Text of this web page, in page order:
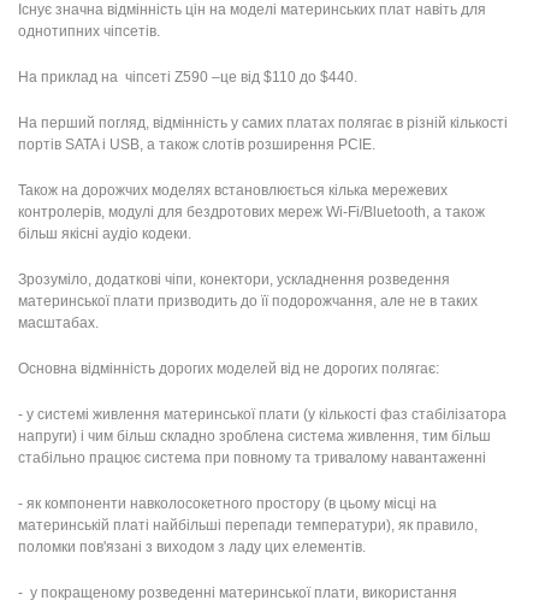
Існує значна відмінність цін на моделі материнських плат навіть для
однотипних чіпсетів.
На приклад на чіпсеті Z590 –це від $110 до $440.
На перший погляд, відмінність у самих платах полягає в різній кількості
портів SATA і USB, а також слотів розширення PCIE.
Також на дорожчих моделях встановлюється кілька мережевих
контролерів, модулі для бездротових мереж Wi-Fi/Bluetooth, а також
більш якісні аудіо кодеки.
Зрозуміло, додаткові чіпи, конектори, ускладнення розведення
материнської плати призводить до її подорожчання, але не в таких
масштабах.
Основна відмінність дорогих моделей від не дорогих полягає:
- у системі живлення материнської плати (у кількості фаз стабілізатора
напруги) і чим більш складно зроблена система живлення, тим більш
стабільно працює система при повному та тривалому навантаженні
- як компоненти навколосокетного простору (в цьому місці на
материнській платі найбільші перепади температури), як правило,
поломки пов'язані з виходом з ладу цих елементів.
- у покращеному розведенні материнської плати, використання